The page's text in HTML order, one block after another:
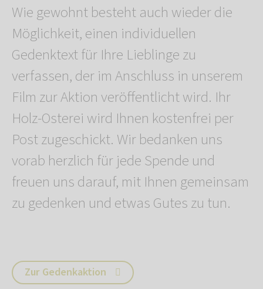
Wie gewohnt besteht auch wieder die
Möglichkeit, einen individuellen
Gedenktext für Ihre Lieblinge zu
verfassen, der im Anschluss in unserem
Film zur Aktion veröffentlicht wird. Ihr
Holz-Osterei wird Ihnen kostenfrei per
Post zugeschickt. Wir bedanken uns
vorab herzlich für jede Spende und
freuen uns darauf, mit Ihnen gemeinsam
zu gedenken und etwas Gutes zu tun.
Zur Gedenkaktion